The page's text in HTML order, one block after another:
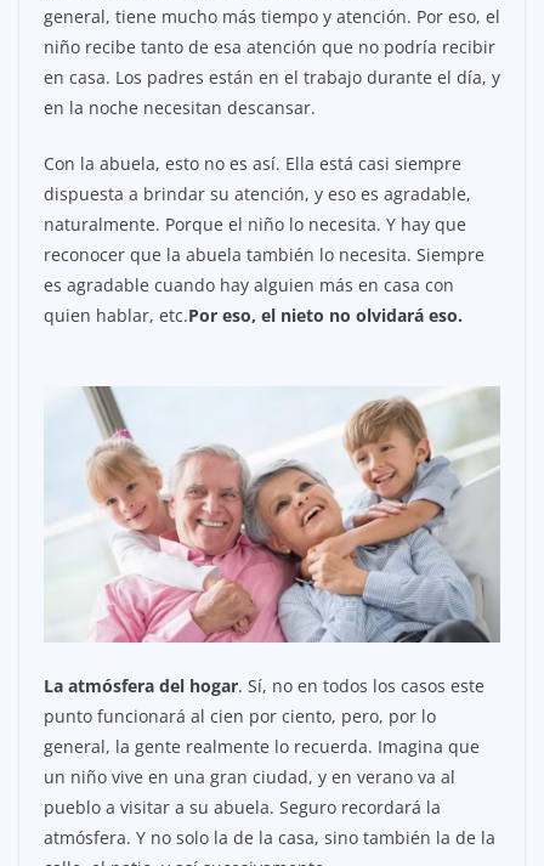
general, tiene mucho más tiempo y atención. Por eso, el
niño recibe tanto de esa atención que no podría recibir
en casa. Los padres están en el trabajo durante el día, y
en la noche necesitan descansar.
Con la abuela, esto no es así. Ella está casi siempre
dispuesta a brindar su atención, y eso es agradable,
naturalmente. Porque el niño lo necesita. Y hay que
reconocer que la abuela también lo necesita. Siempre
es agradable cuando hay alguien más en casa con
quien hablar, etc.Por eso, el nieto no olvidará eso.
La atmósfera del hogar. Sí, no en todos los casos este
punto funcionará al cien por ciento, pero, por lo
general, la gente realmente lo recuerda. Imagina que
un niño vive en una gran ciudad, y en verano va al
pueblo a visitar a su abuela. Seguro recordará la
atmósfera. Y no solo la de la casa, sino también la de la